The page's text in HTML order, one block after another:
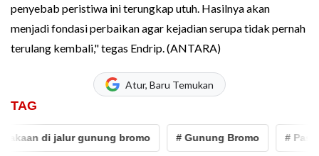
penyebab peristiwa ini terungkap utuh. Hasilnya akan
menjadi fondasi perbaikan agar kejadian serupa tidak pernah
terulang kembali," tegas Endrip. (ANTARA)
Atur, Baru Temukan
TAG
di jalur gunung bromo # Gunung Bromo # Pasuruan